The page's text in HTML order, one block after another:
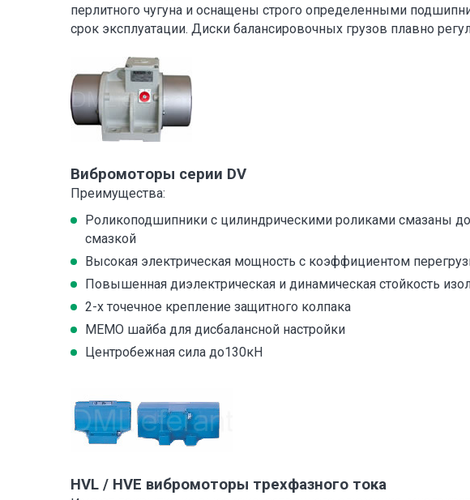
перлитного чугуна и оснащены строго определенными
срок эксплуатации. Диски балансировочных грузов плавно
Вибромоторы серии DV
Преимущества:
Роликоподшипники с цилиндрическими роликами смазаны
смазкой
Высокая электрическая мощность с коэффициентом
Повышенная диэлектрическая и динамическая стойкость
2-х точечное крепление защитного колпака
МЕМО шайба для дисбалансной настройки
Центробежная сила до130кН
HVL / HVE вибромоторы трехфазного тока